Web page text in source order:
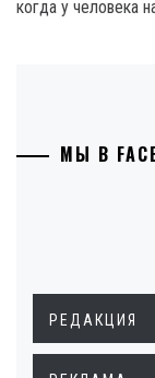
когда у человека
МЫ В
РЕДАКЦИЯ